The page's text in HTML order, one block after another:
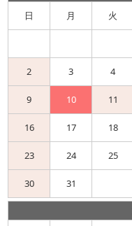
日 月 火
2 3 4
9 10 11
16 17 18
23 24 25
30 31